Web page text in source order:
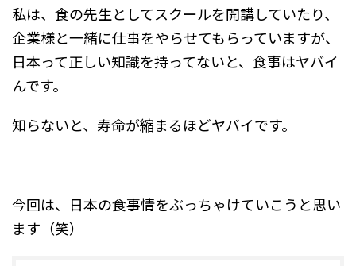
私は、食の先生としてスクールを開講していたり、
企業様と一緒に仕事をやらせてもらっていますが、
日本って正しい知識を持ってないと、食事はヤバイ
んです。
知らないと、寿命が縮まるほどヤバイです。
今回は、日本の食事情をぶっちゃけていこうと思い
ます（笑）